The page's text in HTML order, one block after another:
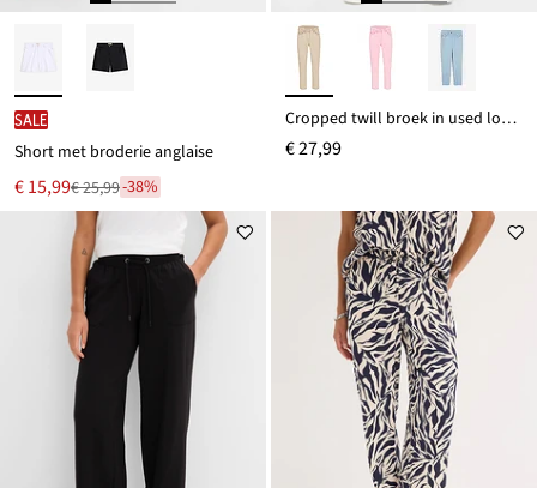
SALE
Short met broderie anglaise
Nu
voor
€ 15,99
Van € 25,99-38%
Cropped twill broek in used look van een katoenmix
€ 27,99